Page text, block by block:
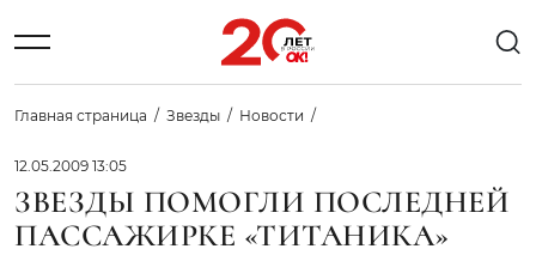
Главная страница Звезды Новости
12.05.2009 13:05
ЗВЕЗДЫ ПОМОГЛИ ПОСЛЕДНЕЙ
ПАССАЖИРКЕ «ТИТАНИКА»